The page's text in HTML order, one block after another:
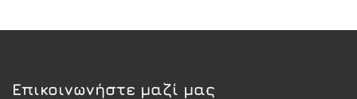
Eπικοινωνήστε μαζί μας